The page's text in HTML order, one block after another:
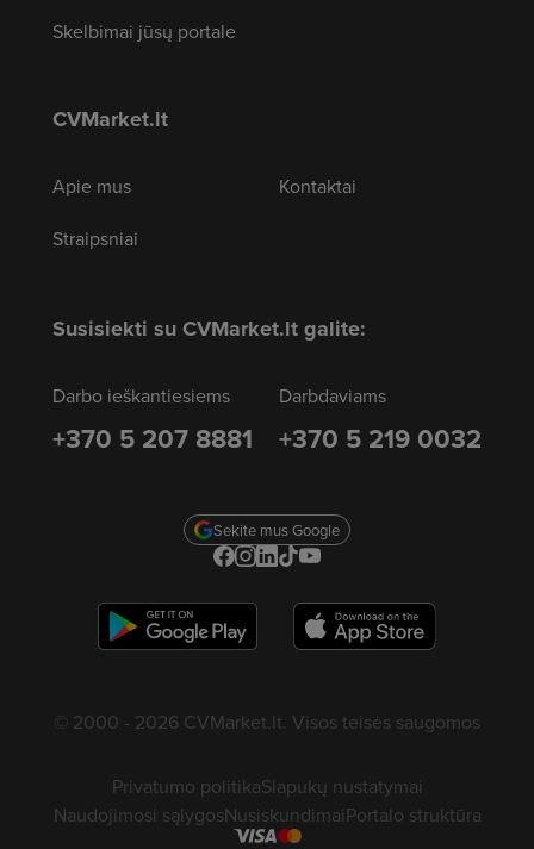
Skelbimai jūsų portale
CVMarket.lt
Apie mus
Straipsniai
Kontaktai
Susisiekti su CVMarket.lt galite:
Darbo ieškantiesiems
+370 5 207 8881
Darbdaviams
+370 5 219 0032
Sekite mus Google
© 2000 - 2026 CVMarket.lt. Visos teisės saugomos
Privatumo politikaSlapukų nustatymai
Naudojimosi sąlygosNusiskundimaiPortalo struktūra